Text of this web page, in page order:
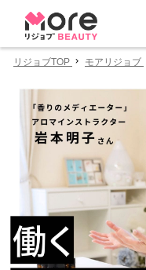
リジョブTOP モアリジョブ